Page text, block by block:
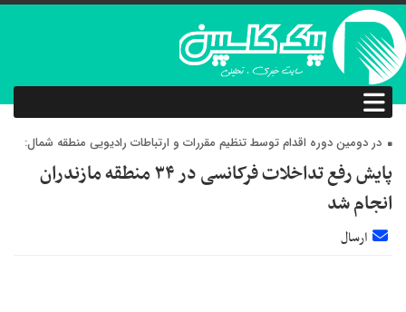
در دومین دوره اقدام توسط تنظیم مقررات و ارتباطات رادیویی منطقه شمال:
پایش رفع تداخلات فرکانسی در ۳۴ منطقه مازندران
انجام شد
ارسال